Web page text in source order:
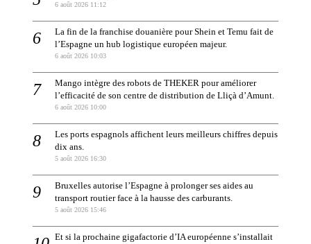
6 août 2026 11:12
La fin de la franchise douanière pour Shein et Temu fait de
l’Espagne un hub logistique européen majeur.
6 août 2026 10:03
Mango intègre des robots de THEKER pour améliorer
l’efficacité de son centre de distribution de Lliçà d’Amunt.
6 août 2026 10:00
Les ports espagnols affichent leurs meilleurs chiffres depuis
dix ans.
5 août 2026 16:30
Bruxelles autorise l’Espagne à prolonger ses aides au
transport routier face à la hausse des carburants.
5 août 2026 15:46
Et si la prochaine gigafactorie d’IA européenne s’installait